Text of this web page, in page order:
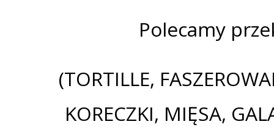
Polecamy
(TORTILLE,
KORECZKI, MIĘSA,